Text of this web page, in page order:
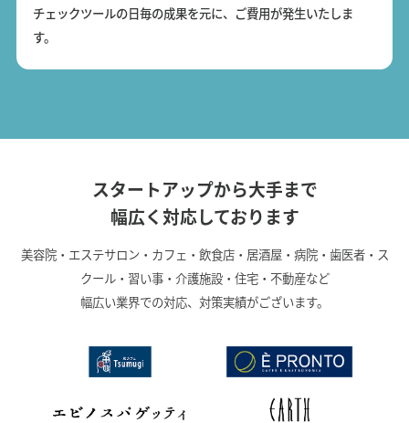
チェックツールの日毎の成果を元に、ご費用が発生いたしま
す。
スタートアップから大手まで
幅広く対応しております
美容院・エステサロン・カフェ・飲食店・居酒屋・病院・歯医者・ス
クール・習い事・介護施設・住宅・不動産など
幅広い業界での対応、対策実績がございます。